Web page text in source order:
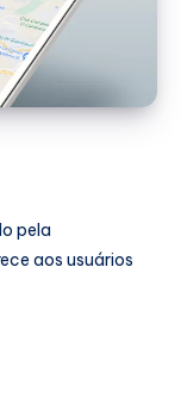
pela
aos usuários